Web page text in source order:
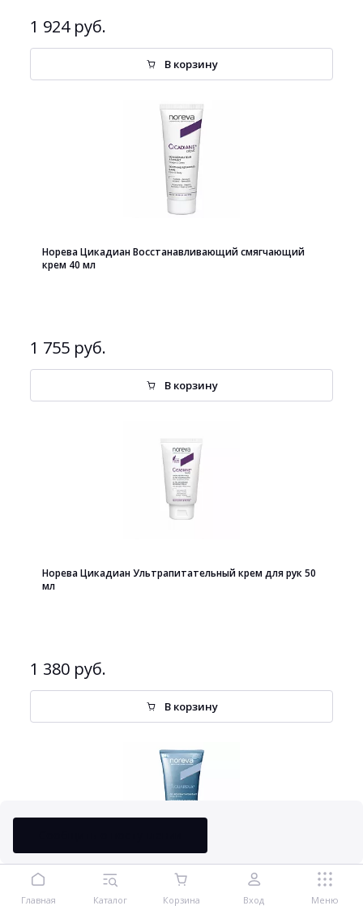
1 924 руб.
В корзину
Норева Цикадиан Восстанавливающий смягчающий
крем 40 мл
1 755 руб.
В корзину
Норева Цикадиан Ультрапитательный крем для рук 50
мл
1 380 руб.
В корзину
Норева Акварева Очищающий увлажняющий гель для
лица и тела 200 мл
Главная Каталог Корзина Вход Меню